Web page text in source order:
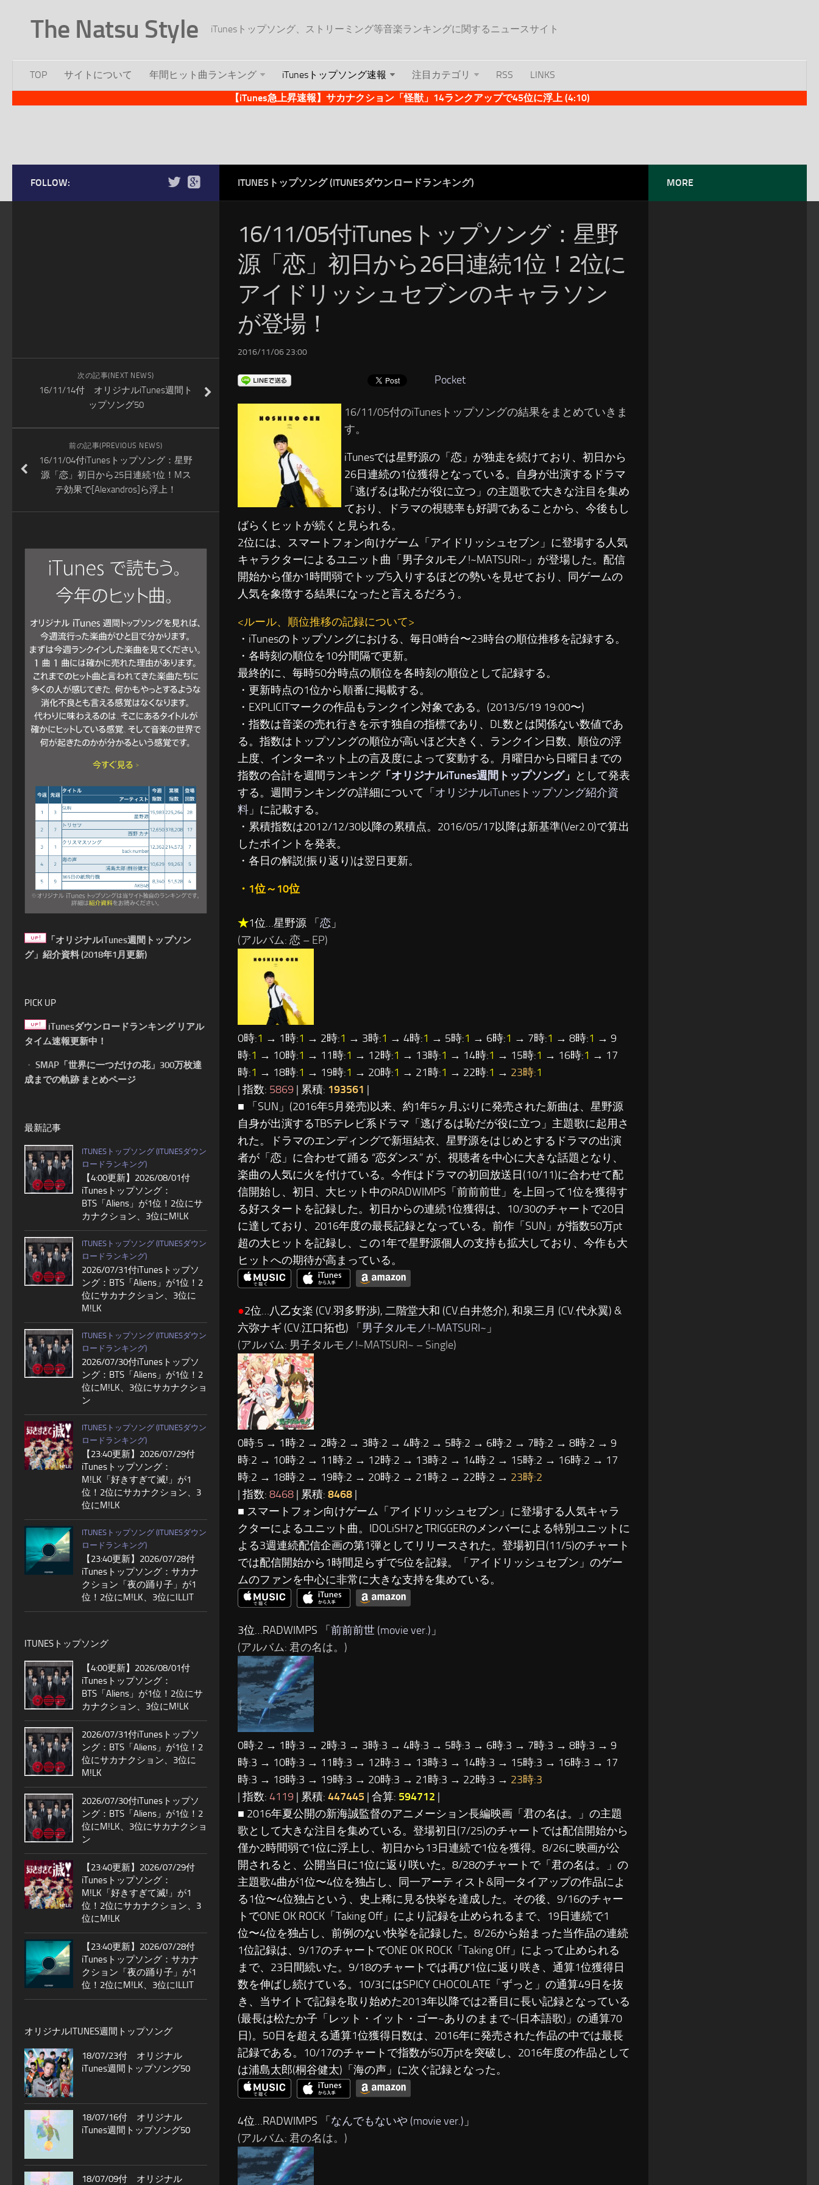
The Natsu Style iTunesトップソング、ストリーミング等音楽ランキングに関するニュースサイト
TOP サイトについて 年間ヒット曲ランキング iTunesトップソング速報 注目カテゴリ RSS
LINKS
【iTunes急上昇速報】サカナクション「怪獣」14ランクアップで45位に浮上 (4:10)
ITUNESトップソング (ITUNESダウンロードランキング)
16/11/05付iTunesトップソング：星野
源「恋」初日から26日連続1位！2位に
アイドリッシュセブンのキャラソン
が登場！
2016/11/06 23:00
Pocket
16/11/05付のiTunesトップソングの結果をまとめていきま
す。
iTunesでは星野源の「恋」が独走を続けており、初日から
26日連続の1位獲得となっている。自身が出演するドラマ
「逃げるは恥だが役に立つ」の主題歌で大きな注目を集め
ており、ドラマの視聴率も好調であることから、今後もし
ばらくヒットが続くと見られる。
2位には、スマートフォン向けゲーム「アイドリッシュセブン」に登場する人気
キャラクターによるユニット曲「男子タルモノ!~MATSURI~」が登場した。配信
開始から僅か1時間弱でトップ5入りするほどの勢いを見せており、同ゲームの
人気を象徴する結果になったと言えるだろう。
<ルール、順位推移の記録について>
・iTunesのトップソングにおける、毎日0時台〜23時台の順位推移を記録する。
・各時刻の順位を10分間隔で更新。
最終的に、毎時50分時点の順位を各時刻の順位として記録する。
・更新時点の1位から順番に掲載する。
・EXPLICITマークの作品もランクイン対象である。(2013/5/19 19:00〜)
・指数は音楽の売れ行きを示す独自の指標であり、DL数とは関係ない数値であ
る。指数はトップソングの順位が高いほど大きく、ランクイン日数、順位の浮
上度、インターネット上の言及度によって変動する。月曜日から日曜日までの
指数の合計を週間ランキング「 オリジナルiTunes週間トップソング」 として発表
する。週間ランキングの詳細について「 オリジナルiTunesトップソング紹介資
料 」に記載する。
・累積指数は2012/12/30以降の累積点。2016/05/17以降は新基準(Ver2.0)で算出
したポイントを発表。
・各日の解説(振り返り)は翌日更新。
・1位～10位
★1位…星野源 「 恋 」
(アルバム: 恋 – EP)
0時:1 → 1時:1 → 2時:1 → 3時:1 → 4時:1 → 5時:1 → 6時:1 → 7時:1 → 8時:1 → 9
時:1 → 10時:1 → 11時:1 → 12時:1 → 13時:1 → 14時:1 → 15時:1 → 16時:1 → 17
時:1 → 18時:1 → 19時:1 → 20時:1 → 21時:1 → 22時:1 → 23時:1
| 指数: 5869 | 累積: 193561 |
■ 「SUN」(2016年5月発売)以来、約1年5ヶ月ぶりに発売された新曲は、星野源
自身が出演するTBSテレビ系ドラマ「逃げるは恥だが役に立つ」主題歌に起用さ
れた。ドラマのエンディングで新垣結衣、星野源をはじめとするドラマの出演
者が「恋」に合わせて踊る “恋ダンス” が、視聴者を中心に大きな話題となり、
楽曲の人気に火を付けている。今作はドラマの初回放送日(10/11)に合わせて配
信開始し、初日、大ヒット中のRADWIMPS「前前前世」を上回って1位を獲得す
る好スタートを記録した。初日からの連続1位獲得は、10/30のチャートで20日
に達しており、2016年度の最長記録となっている。前作「SUN」が指数50万pt
超の大ヒットを記録し、この1年で星野源個人の支持も拡大しており、今作も大
ヒットへの期待が高まっている。
●2位…八乙女楽 (CV.羽多野渉), 二階堂大和 (CV.白井悠介), 和泉三月 (CV.代永翼) &
六弥ナギ (CV.江口拓也) 「 男子タルモノ!~MATSURI~ 」
(アルバム: 男子タルモノ!~MATSURI~ – Single)
0時:5 → 1時:2 → 2時:2 → 3時:2 → 4時:2 → 5時:2 → 6時:2 → 7時:2 → 8時:2 → 9
時:2 → 10時:2 → 11時:2 → 12時:2 → 13時:2 → 14時:2 → 15時:2 → 16時:2 → 17
時:2 → 18時:2 → 19時:2 → 20時:2 → 21時:2 → 22時:2 → 23時:2
| 指数: 8468 | 累積: 8468 |
■ スマートフォン向けゲーム「アイドリッシュセブン」に登場する人気キャラ
クターによるユニット曲。IDOLiSH7とTRIGGERのメンバーによる特別ユニットに
よる3週連続配信企画の第1弾としてリリースされた。登場初日(11/5)のチャート
では配信開始から1時間足らずで5位を記録。「アイドリッシュセブン」のゲー
ムのファンを中心に非常に大きな支持を集めている。
3位…RADWIMPS 「 前前前世 (movie ver.) 」
(アルバム: 君の名は。)
0時:2 → 1時:3 → 2時:3 → 3時:3 → 4時:3 → 5時:3 → 6時:3 → 7時:3 → 8時:3 → 9
時:3 → 10時:3 → 11時:3 → 12時:3 → 13時:3 → 14時:3 → 15時:3 → 16時:3 → 17
時:3 → 18時:3 → 19時:3 → 20時:3 → 21時:3 → 22時:3 → 23時:3
| 指数: 4119 | 累積: 447445 | 合算: 594712 |
■ 2016年夏公開の新海誠監督のアニメーション長編映画「君の名は。」の主題
歌として大きな注目を集めている。登場初日(7/25)のチャートでは配信開始から
僅か2時間弱で1位に浮上し、初日から13日連続で1位を獲得。8/26に映画が公
開されると、公開当日に1位に返り咲いた。8/28のチャートで「君の名は。」の
主題歌4曲が1位〜4位を独占し、同一アーティスト&同一タイアップの作品によ
る1位〜4位独占という、史上稀に見る快挙を達成した。その後、9/16のチャー
トでONE OK ROCK「Taking Off」により記録を止められるまで、19日連続で1
位〜4位を独占し、前例のない快挙を記録した。8/26から始まった当作品の連続
1位記録は、9/17のチャートでONE OK ROCK「Taking Off」によって止められる
まで、23日間続いた。9/18のチャートでは再び1位に返り咲き、通算1位獲得日
数を伸ばし続けている。10/3にはSPICY CHOCOLATE「ずっと」の通算49日を抜
き、当サイトで記録を取り始めた2013年以降では2番目に長い記録となっている
(最長は松たか子「レット・イット・ゴー~ありのままで~(日本語歌)」の通算70
日)。50日を超える通算1位獲得日数は、2016年に発売された作品の中では最長
記録である。10/17のチャートで指数が50万ptを突破し、2016年度の作品として
は浦島太郎(桐谷健太)「海の声」に次ぐ記録となった。
4位…RADWIMPS 「なんでもないや (movie ver.) 」
(アルバム: 君の名は。)
FOLLOW:
次の記事(NEXT NEWS)
16/11/14付 オリジナルiTunes週間ト
ップソング50
前の記事(PREVIOUS NEWS)
16/11/04付iTunesトップソング：星野
源「恋」初日から25日連続1位！Mス
テ効果で[Alexandros]ら浮上！
「オリジナルiTunes週間トップソン
グ」紹介資料 (2018年1月更新)
PICK UP
iTunesダウンロードランキング リアル
タイム速報更新中！
・ SMAP「世界に一つだけの花」300万枚達
成までの軌跡 まとめページ
最新記事
ITUNESトップソング (ITUNESダウン
ロードランキング)
【4:00更新】2026/08/01付
iTunesトップソング：
BTS「Aliens」が1位！2位にサ
カナクション、3位にM!LK
ITUNESトップソング (ITUNESダウン
ロードランキング)
2026/07/31付iTunesトップソ
ング：BTS「Aliens」が1位！2
位にサカナクション、3位に
M!LK
ITUNESトップソング (ITUNESダウン
ロードランキング)
2026/07/30付iTunesトップソ
ング：BTS「Aliens」が1位！2
位にM!LK、3位にサカナクショ
ン
ITUNESトップソング (ITUNESダウン
ロードランキング)
【23:40更新】2026/07/29付
iTunesトップソング：
M!LK「好きすぎて滅!」が1
位！2位にサカナクション、3
位にM!LK
ITUNESトップソング (ITUNESダウン
ロードランキング)
【23:40更新】2026/07/28付
iTunesトップソング：サカナ
クション「夜の踊り子」が1
位！2位にM!LK、3位にILLIT
ITUNESトップソング
【4:00更新】2026/08/01付
iTunesトップソング：
BTS「Aliens」が1位！2位にサ
カナクション、3位にM!LK
2026/07/31付iTunesトップソ
ング：BTS「Aliens」が1位！2
位にサカナクション、3位に
M!LK
2026/07/30付iTunesトップソ
ング：BTS「Aliens」が1位！2
位にM!LK、3位にサカナクショ
ン
【23:40更新】2026/07/29付
iTunesトップソング：
M!LK「好きすぎて滅!」が1
位！2位にサカナクション、3
位にM!LK
【23:40更新】2026/07/28付
iTunesトップソング：サカナ
クション「夜の踊り子」が1
位！2位にM!LK、3位にILLIT
オリジナルITUNES週間トップソング
18/07/23付 オリジナル
iTunes週間トップソング50
18/07/16付 オリジナル
iTunes週間トップソング50
18/07/09付 オリジナル
MORE